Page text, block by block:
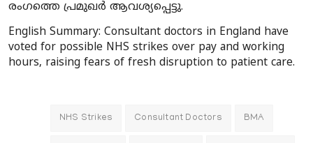
രംഗത്തെ പ്രമുഖർ ആവശ്യപ്പെട്ടു.
English Summary: Consultant doctors in England have
voted for possible NHS strikes over pay and working
hours, raising fears of fresh disruption to patient care.
NHS Strikes Consultant Doctors BMA